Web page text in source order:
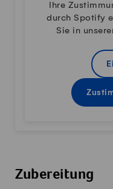
Ihre
durch Spotify
Sie in
Zubereitung